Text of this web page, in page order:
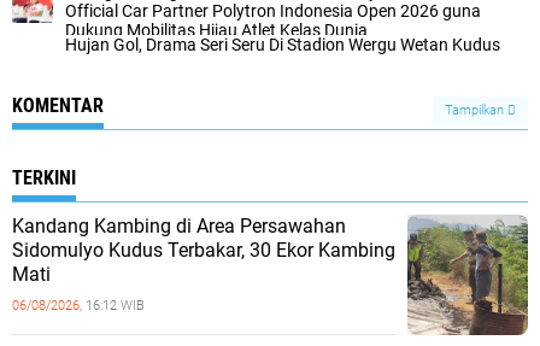
Official Car Partner Polytron Indonesia Open 2026 guna
Dukung Mobilitas Hijau Atlet Kelas Dunia
Hujan Gol, Drama Seri Seru Di Stadion Wergu Wetan Kudus
KOMENTAR Tampilkan
TERKINI
Kandang Kambing di Area Persawahan
Sidomulyo Kudus Terbakar, 30 Ekor Kambing
Mati
06/08/2026, 16:12 WIB